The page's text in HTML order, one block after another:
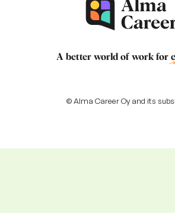
A better world of work for
© Alma Career Oy and its